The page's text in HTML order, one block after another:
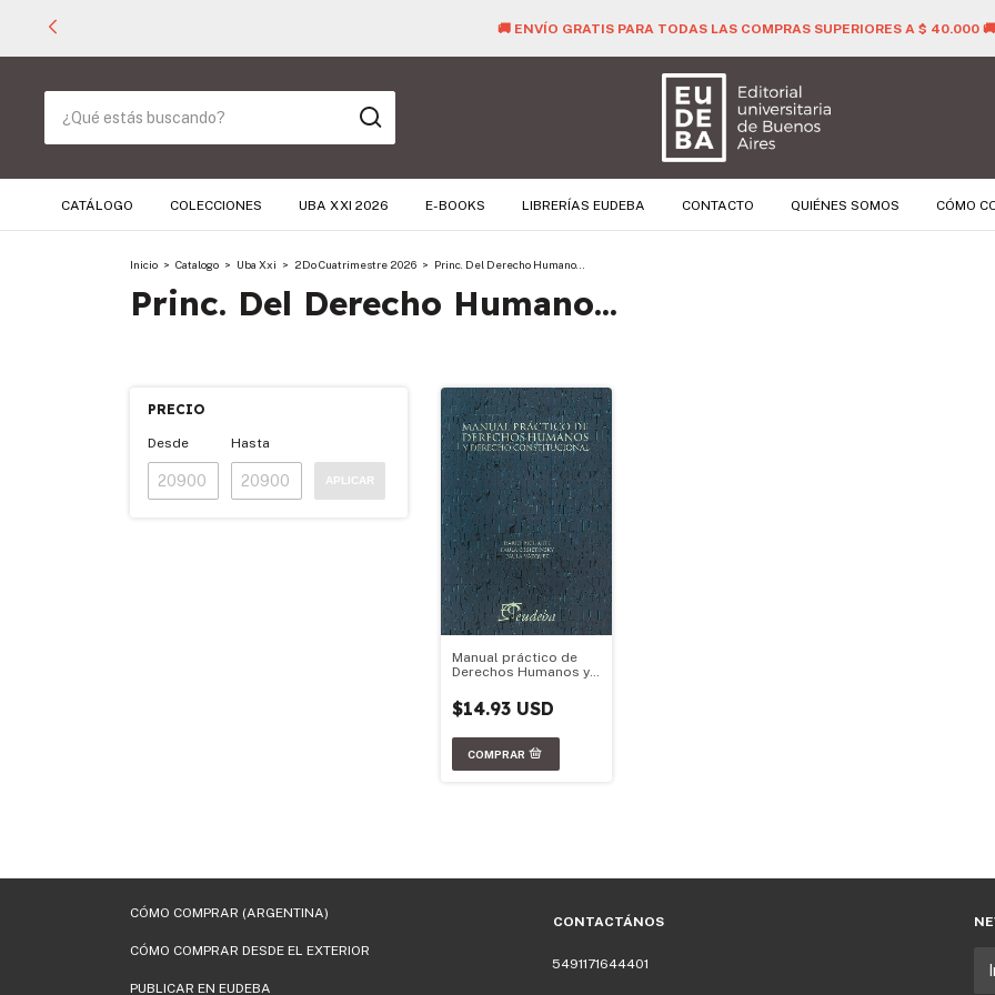
🚚 ENVÍO GRATIS PARA TODAS LAS COMPRAS SUPERIORES A $ 40.000 🚚
CATÁLOGO COLECCIONES UBA XXI 2026 E-BOOKS LIBRERÍAS EUDEBA CONTACTO QUIÉNES SOMOS CÓMO
Inicio > Catalogo > Uba Xxi > 2Do Cuatrimestre 2026 > Princ. Del Derecho Humano...
Princ. Del Derecho Humano...
PRECIO
Desde Hasta
APLICAR
Manual práctico de
Derechos Humanos y
Constitucional
$14.93 USD
CÓMO COMPRAR (ARGENTINA)
CÓMO COMPRAR DESDE EL EXTERIOR
PUBLICAR EN EUDEBA
CONTACTÁNOS
5491171644401